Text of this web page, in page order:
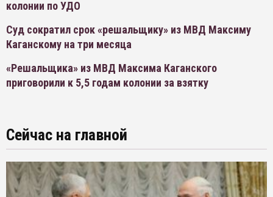
колонии по УДО
Суд сократил срок «решальщику» из МВД Максиму
Каганскому на три месяца
«Решальщика» из МВД Максима Каганского
приговорили к 5,5 годам колонии за взятку
Сейчас на главной